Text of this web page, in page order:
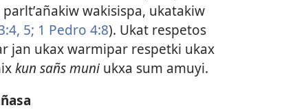
wakisispa, ukatakiw
5; 1 Pedro 4:8). Ukat respetos
jan ukax warmipar respetki ukax
kun sañs muni ukxa sum amuyi.